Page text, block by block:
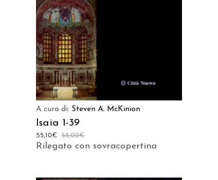
A cura di: Steven A. McKinion
Isaia 1-39
58,00€
55,10€
Rilegato con sovracopertina